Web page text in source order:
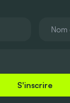
S'inscrire